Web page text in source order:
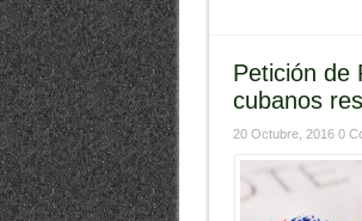
Petición de
cubanos
20 Octubre, 2016 0